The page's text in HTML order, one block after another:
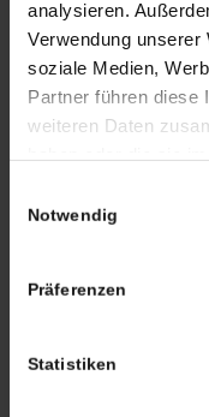
analysieren.
Verwendung
soziale Medien,
Partner führen diese
weiteren Daten
Cookies, wenn Sie
Notwendig
Präferenzen
Statistiken